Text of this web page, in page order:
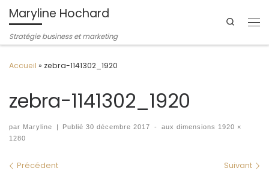
Passer au contenu
Maryline Hochard
Stratégie business et marketing
Search
Accueil » zebra-1141302_1920
zebra-1141302_1920
par Maryline Publié30 décembre 2017 - aux dimensions 1920 ×
1280
Navigation des images
Précédent Suivant